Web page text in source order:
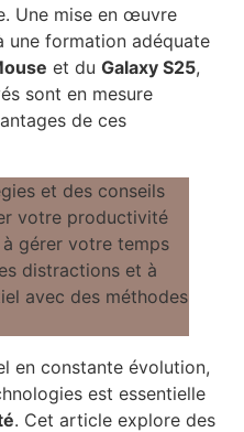
Une mise en œuvre
une formation adéquate
et du Galaxy S25,
sont en mesure
de ces
en constante évolution,
est essentielle
. Cet article explore des